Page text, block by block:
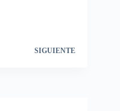
SIGUIENTE